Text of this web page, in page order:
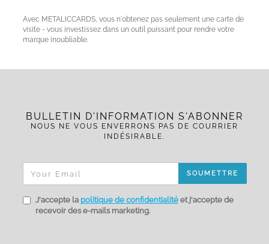
Avec METALICCARDS, vous n'obtenez pas seulement une carte de
visite - vous investissez dans un outil puissant pour rendre votre
marque inoubliable.
BULLETIN D'INFORMATION S'ABONNER
NOUS NE VOUS ENVERRONS PAS DE COURRIER
INDÉSIRABLE.
SOUMETTRE
J'accepte la politique de confidentialitéet j'accepte de
recevoir des e-mails marketing.